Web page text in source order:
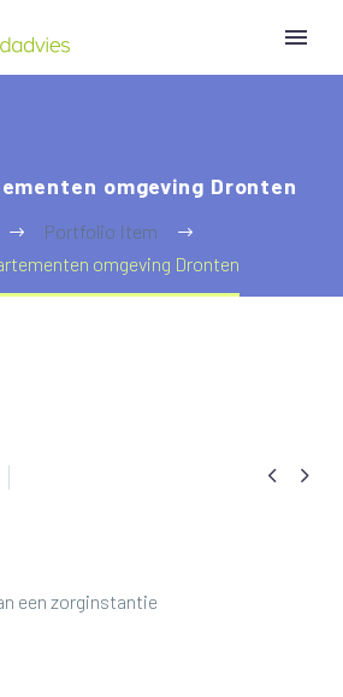
omgeving Dronten
Portfolio Item
omgeving Dronten
 
een zorginstantie